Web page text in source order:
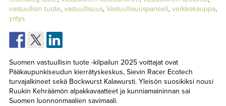
vastuullisin tuote, vastuullisuus, Vastuullisuuspaneeli, verkkokauppa,
yritys
Suomen vastuullisin tuote -kilpailun 2025 voittajat ovat
Pääkaupunkiseudun kierrätyskeskus, Sievin Racer Ecotech
turvajalkineet sekä Bockwurst Kalawursti. Yleisön suosikiksi nousi
Ruukin Kehräämön alpakkavaatteet ja kunniamaininnan sai
Suomen luonnonmaalien savimaali.